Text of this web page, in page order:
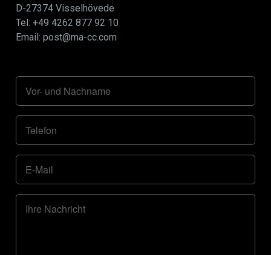
D-27374 Visselhövede
Tel: +49 4262 877 92 10
Email: post@ma-cc.com
Vor- und Nachname
Telefon
E-Mail
Ihre Nachricht